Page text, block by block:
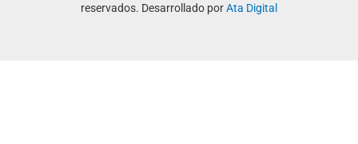
reservados. Desarrollado porAta Digital